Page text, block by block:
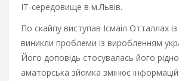
ІТ-середовище в м.Львів.
По скайпу виступав Ісмаіл Отталлах із
виникли проблеми із виробленням
Його доповідь стосувалась його
аматорська зйомка змінює